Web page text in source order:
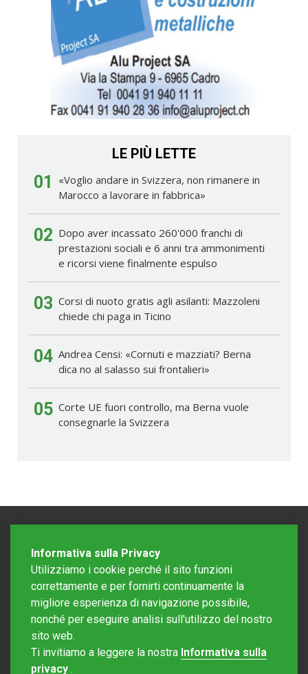
LE PIÙ LETTE
01
«Voglio andare in Svizzera, non rimanere in
Marocco a lavorare in fabbrica»
02 Dopo aver incassato 260'000 franchi di
prestazioni sociali e 6 anni tra ammonimenti
e ricorsi viene finalmente espulso
03 Corsi di nuoto gratis agli asilanti: Mazzoleni
chiede chi paga in Ticino
04 Andrea Censi: «Cornuti e mazziati? Berna
dica no al salasso sui frontalieri»
05 Corte UE fuori controllo, ma Berna vuole
consegnarle la Svizzera
Editore Rotostampa SA
Informativa sulla Privacy
Utilizziamo i cookie perché il sito funzioni
correttamente e per fornirti continuamente la
migliore esperienza di navigazione possibile,
nonché per eseguire analisi sull'utilizzo del nostro
sito web.
Ti invitiamo a leggere la nostra Informativa sulla
privacy .